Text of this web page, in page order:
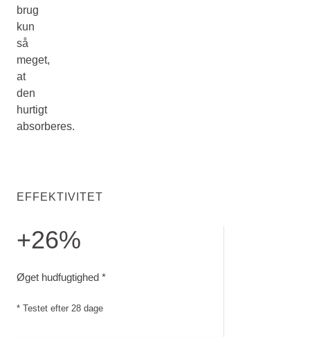
brug
kun
så
meget,
at
den
hurtigt
absorberes.
EFFEKTIVITET
+26%
Øget hudfugtighed *
* Testet efter 28 dage